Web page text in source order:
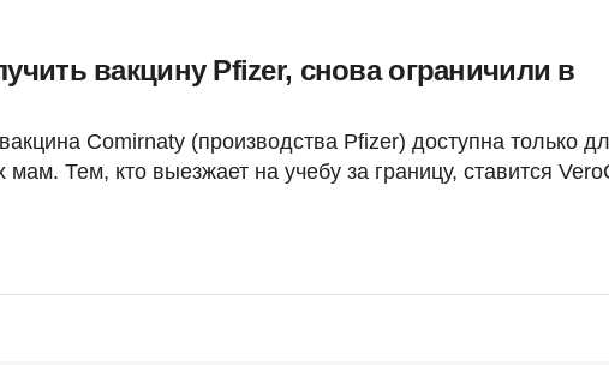
вакцину Pfizer, снова ограничили в
Comirnaty (производства Pfizer) доступна только
Тем, кто выезжает на учебу за границу, ставится